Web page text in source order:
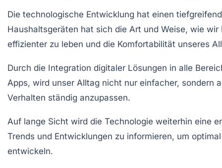
Die technologische Entwicklung hat einen
Haushaltsgeräten hat sich die Art und Weise, wie
effizienter zu leben und die Komfortabilität unseres
Durch die Integration digitaler Lösungen in alle
Apps, wird unser Alltag nicht nur einfacher, sondern
Verhalten ständig anzupassen.
Auf lange Sicht wird die Technologie weiterhin eine
Trends und Entwicklungen zu informieren, um
entwickeln.